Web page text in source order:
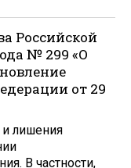
Российской
№ 299 «О
от 29
лишения
В частности,